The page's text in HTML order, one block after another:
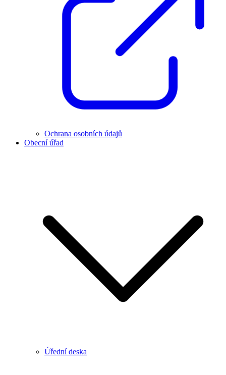
Ochrana osobních údajů
Obecní úřad
Úřední deska